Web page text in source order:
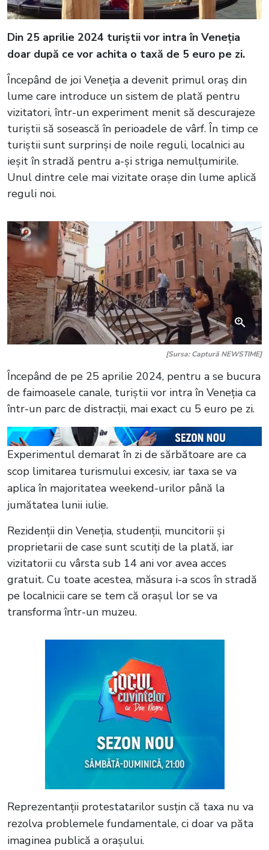
Din 25 aprilie 2024 turiștii vor intra în Veneția
doar după ce vor achita o taxă de 5 euro pe zi.
Începând de joi Veneția a devenit primul oraș din
lume care introduce un sistem de plată pentru
vizitatori, într-un experiment menit să descurajeze
turiștii să sosească în perioadele de vârf. În timp ce
turiștii sunt surprinși de noile reguli, localnici au
ieșit în stradă pentru a-și striga nemulțumirile.
Unul dintre cele mai vizitate orașe din lume aplică
reguli noi.
[Sursa: Captură NEWSTIME]
Începând de pe 25 aprilie 2024, pentru a se bucura
de faimoasele canale, turiștii vor intra în Veneția ca
într-un parc de distracții, mai exact cu 5 euro pe zi.
Experimentul demarat în zi de sărbătoare are ca
scop limitarea turismului excesiv, iar taxa se va
aplica în majoritatea weekend-urilor până la
jumătatea lunii iulie.
Rezidenții din Veneția, studenții, muncitorii și
proprietarii de case sunt scutiți de la plată, iar
vizitatorii cu vârsta sub 14 ani vor avea acces
gratuit. Cu toate acestea, măsura i-a scos în stradă
pe localnicii care se tem că orașul lor se va
transforma într-un muzeu.
Reprezentanții protestatarilor susțin că taxa nu va
rezolva problemele fundamentale, ci doar va păta
imaginea publică a orașului.